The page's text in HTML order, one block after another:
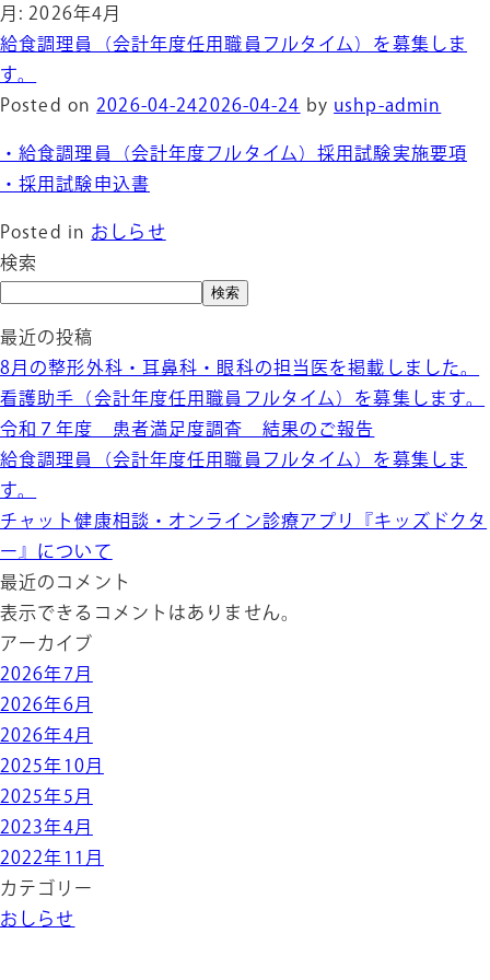
月:2026年4月
給食調理員（会計年度任用職員フルタイム）を募集しま
す。
Posted on2026-04-242026-04-24byushp-admin
・給食調理員（会計年度フルタイム）採用試験実施要項
・採用試験申込書
Posted inおしらせ
検索
検索
最近の投稿
8月の整形外科・耳鼻科・眼科の担当医を掲載しました。
看護助手（会計年度任用職員フルタイム）を募集します。
令和７年度 患者満足度調査 結果のご報告
給食調理員（会計年度任用職員フルタイム）を募集しま
す。
チャット健康相談・オンライン診療アプリ『キッズドクタ
ー』について
最近のコメント
表示できるコメントはありません。
アーカイブ
2026年7月
2026年6月
2026年4月
2025年10月
2025年5月
2023年4月
2022年11月
カテゴリー
おしらせ